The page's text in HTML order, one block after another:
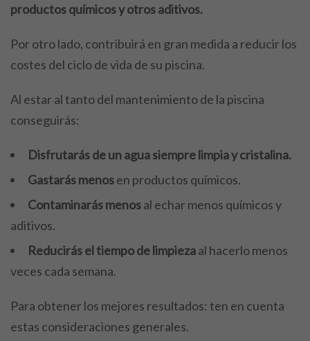
productos químicos y otros aditivos.
Por otro lado, contribuirá en gran medida a reducir los
costes del ciclo de vida de su piscina.
Al estar al tanto del mantenimiento de la piscina
conseguirás:
Disfrutarás de un agua siempre limpia y cristalina.
Gastarás menosen productos químicos.
Contaminarás menosal echar menos químicos y
aditivos.
Reducirás el tiempo de limpiezaal hacerlo menos
veces cada semana.
Para obtener los mejores resultados: ten en cuenta
estas consideraciones generales.